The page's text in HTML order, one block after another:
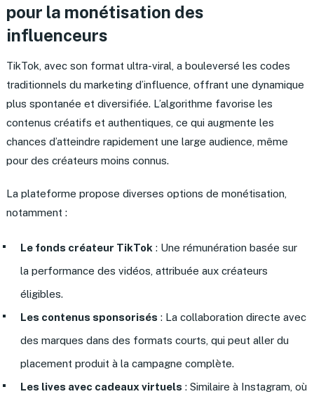
pour la monétisation des
influenceurs
TikTok, avec son format ultra-viral, a bouleversé les codes
traditionnels du marketing d’influence, offrant une dynamique
plus spontanée et diversifiée. L’algorithme favorise les
contenus créatifs et authentiques, ce qui augmente les
chances d’atteindre rapidement une large audience, même
pour des créateurs moins connus.
La plateforme propose diverses options de monétisation,
notamment :
Le fonds créateur TikTok : Une rémunération basée sur
la performance des vidéos, attribuée aux créateurs
éligibles.
Les contenus sponsorisés : La collaboration directe avec
des marques dans des formats courts, qui peut aller du
placement produit à la campagne complète.
Les lives avec cadeaux virtuels : Similaire à Instagram, où